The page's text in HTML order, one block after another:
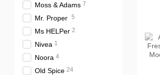
Moss & Adams 7
Mr. Proper 5
Ms HELPer 2
Nivea 1
Noora 4
Old Spice 24